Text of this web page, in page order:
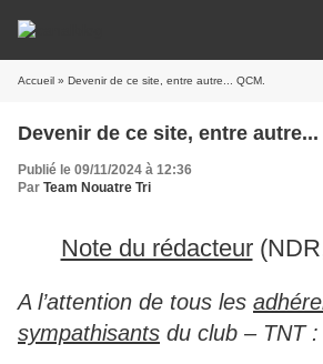
Accueil » Devenir de ce site, entre autre... QCM.
Devenir de ce site, entre autre...
Publié le 09/11/2024 à 12:36
Par Team Nouatre Tri
Note du rédacteur
A l’attention de tous les
sympathisants du club – TNT :